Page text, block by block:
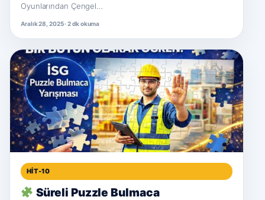
Oyunlarından Çengel…
Aralık 28, 2025 · 2 dk okuma
HIT-10
Süreli Puzzle Bulmaca